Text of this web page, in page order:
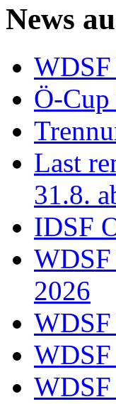
News
Ö-
Last
31.8.
IDSF
2026
WDSF
WDSF
WDSF